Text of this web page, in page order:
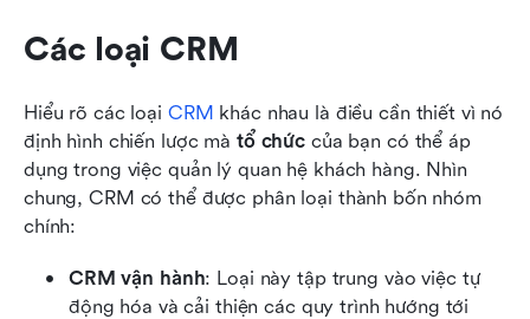
Các loại CRM
Hiểu rõ các loại CRM khác nhau là điều cần thiết vì nó
định hình chiến lược mà tổ chức của bạn có thể áp
dụng trong việc quản lý quan hệ khách hàng. Nhìn
chung, CRM có thể được phân loại thành bốn nhóm
chính:
CRM vận hành: Loại này tập trung vào việc tự
động hóa và cải thiện các quy trình hướng tới